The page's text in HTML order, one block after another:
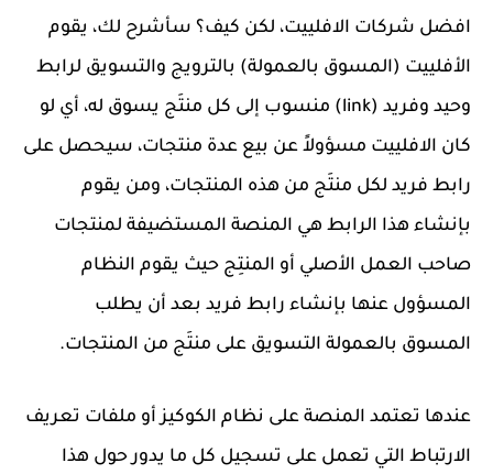
افضل شركات الافلييت، لكن كيف؟ سأشرح لك، يقوم
الأفلييت (المسوق بالعمولة) بالترويج والتسويق لرابط
وحيد وفريد (link) منسوب إلى كل منتَج يسوق له، أي لو
كان الافلييت مسؤولاً عن بيع عدة منتجات، سيحصل على
رابط فريد لكل منتَج من هذه المنتجات، ومن يقوم
بإنشاء هذا الرابط هي المنصة المستضيفة لمنتجات
صاحب العمل الأصلي أو المنتِج حيث يقوم النظام
المسؤول عنها بإنشاء رابط فريد بعد أن يطلب
المسوق بالعمولة التسويق على منتَج من المنتجات.
عندها تعتمد المنصة على نظام الكوكيز أو ملفات تعريف
الارتباط التي تعمل على تسجيل كل ما يدور حول هذا